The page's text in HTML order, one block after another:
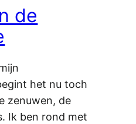
de
het nu toch
zenuwen, de
Ik ben rond met